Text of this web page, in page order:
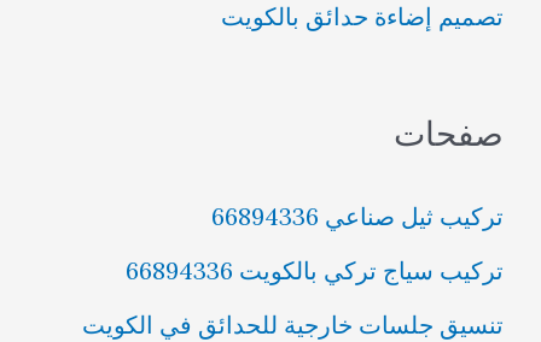
تصميم إضاءة حدائق بالكويت
صفحات
تركيب ثيل صناعي 66894336
تركيب سياج تركي بالكويت 66894336
تنسيق جلسات خارجية للحدائق في الكويت